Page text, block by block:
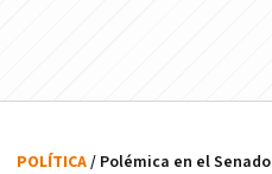
POLÍTICA/ Polémica en el Senado